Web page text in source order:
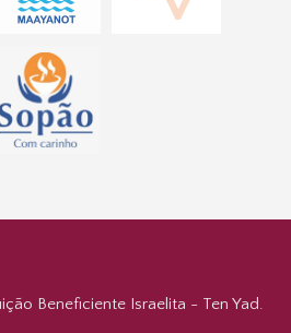
Beneficiente Israelita - Ten Yad.